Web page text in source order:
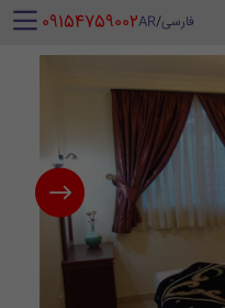
فارسی/
AR
‪ 09154759002